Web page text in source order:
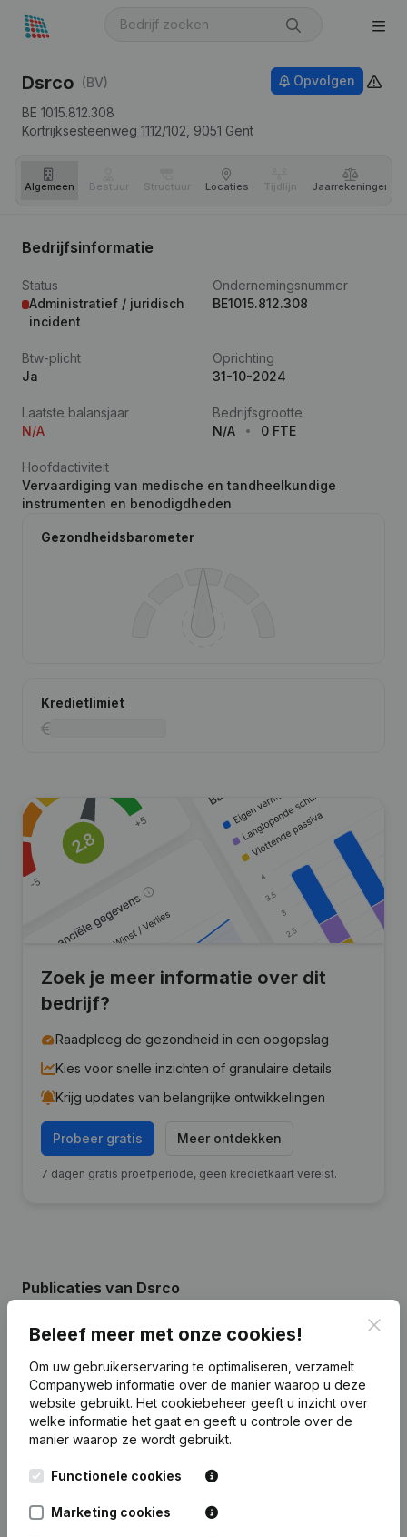
Dsrco (BV)
BE 1015.812.308
Kortrijksesteenweg 1112/102, 9051 Gent
Opvolgen
Algemeen Bestuur Structuur Locaties Tijdlijn Jaar­rekeningen
Bedrijfsinformatie
Status
Administratief / juridisch
incident
Ondernemingsnummer
BE1015.812.308
Btw-plicht
Ja
Oprichting
31-10-2024
Laatste balansjaar
N/A
Bedrijfsgrootte
N/A
0 FTE
Hoofdactiviteit
Vervaardiging van medische en tandheelkundige
instrumenten en benodigdheden
Gezondheidsbarometer
Kredietlimiet
Zoek je meer informatie over dit
bedrijf?
Raadpleeg de gezondheid in een oogopslag
Kies voor snelle inzichten of granulaire details
Krijg updates van belangrijke ontwikkelingen
Probeer gratis Meer ontdekken
7 dagen gratis proefperiode, geen kredietkaart vereist.
Publicaties van Dsrco
Datum Publicatie
04-02-2025 Diversen(FR)
22-11-2024
Rubriek Herstructurering (Fusie,
Splitsing, Overdracht Vermogen,
05-11-2024
Rubriek Oprichting (Nieuwe
Rechtspersoon, Opening Bijkantoor,
Beleef meer met onze cookies!
Om uw gebruikerservaring te optimaliseren, verzamelt
Companyweb informatie over de manier waarop u deze
website gebruikt. Het cookiebeheer geeft u inzicht over
welke informatie het gaat en geeft u controle over de
manier waarop ze wordt gebruikt.
Functionele cookies
Marketing cookies